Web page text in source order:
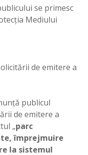
se primesc
Mediului
de emitere a
publicul
de emitere a
„parc
împrejmuire
la sistemul